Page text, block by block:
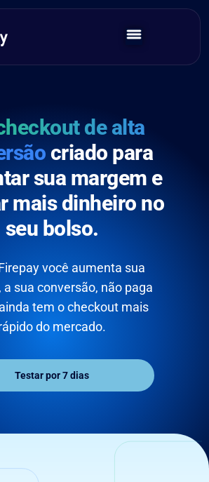
de alta
criado para
sua margem e
mais dinheiro no
seu bolso.
você aumenta sua
a sua conversão, não paga
tem o checkout mais
do mercado.
Testar por 7 dias